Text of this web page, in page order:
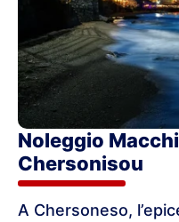
Noleggio
Chersonisou
A Chersoneso,